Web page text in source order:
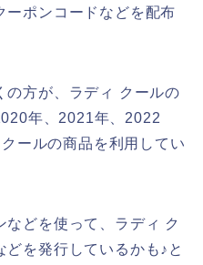
ーポンコードなどを配布
の方が、ラディ クールの
年、2021年、2022
ールの商品を利用してい
どを使って、ラディ ク
を発行しているかも♪と